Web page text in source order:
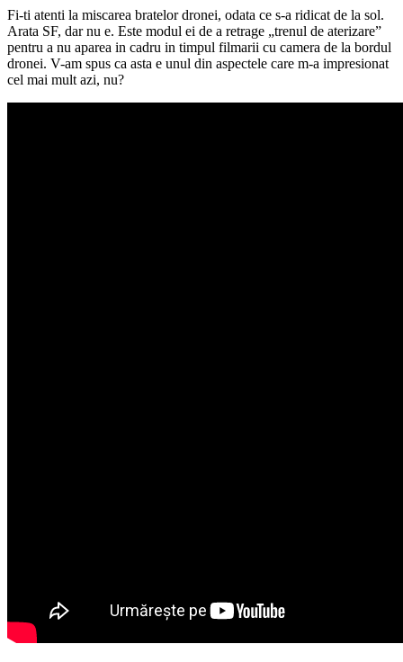
Fi-ti atenti la miscarea bratelor dronei, odata ce s-a ridicat de la sol.
Arata SF, dar nu e. Este modul ei de a retrage „trenul de aterizare”
pentru a nu aparea in cadru in timpul filmarii cu camera de la bordul
dronei. V-am spus ca asta e unul din aspectele care m-a impresionat
cel mai mult azi, nu?